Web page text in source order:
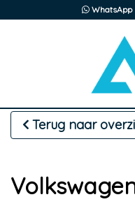
WhatsApp
Terug naar